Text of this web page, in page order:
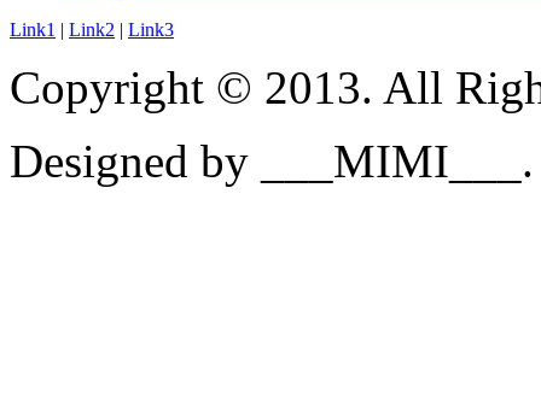
Link1 | Link2 | Link3
Copyright © 2013. All
Designed by ___MIMI___.